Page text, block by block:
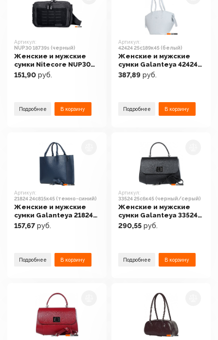
Артикул:
NUP30 18739s (черный)
Женские и мужские
сумки Nitecore NUP30
18739s (черный)
151,90 руб.
Подробнее В корзину
Артикул:
42424 25с189к45 (белый)
Женские и мужские
сумки Galanteya 42424
25с189к45 (белый)
387,89 руб.
Подробнее В корзину
Артикул:
21824 24с815к45 (темно-синий)
Женские и мужские
сумки Galanteya 21824
24с815к45 (темно-
синий)
157,67 руб.
Подробнее В корзину
Артикул:
33524 25с6к45 (черный/серый)
Женские и мужские
сумки Galanteya 33524
25с6к45 (черный/
серый)
290,55 руб.
Подробнее В корзину